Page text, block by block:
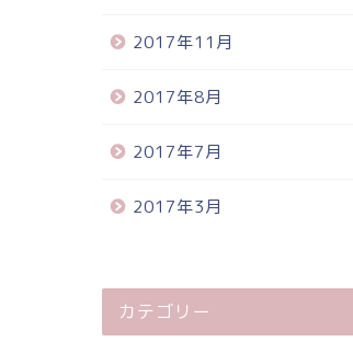
2017年11月
2017年8月
2017年7月
2017年3月
カテゴリー